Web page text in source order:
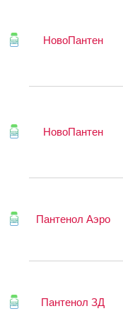
НовоПантен
НовоПантен
Пантенол Аэро
Пантенол ЗД